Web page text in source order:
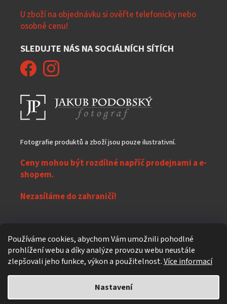
Používáme cookies, abychom Vám umožnili pohodlné
prohlížení webu a díky analýze provozu webu neustále
zlepšovali jeho funkce, výkon a použitelnost.Více informací
Nastavení
U zboží na objednávku si ověřte telefonicky nebo
osobně cenu!
SLEDUJTE NÁS NA SOCIÁLNÍCH SÍTÍCH
Fotografie produktů a zboží jsou pouze ilustrativní.
Ceny mohou být rozdílné napříč prodejnami a e-
shopem.
Nezasíláme do zahraničí!
Vytvořil Shoptet
eXpres nápoje. Všechna práva vyhrazena.
nastavení cookies